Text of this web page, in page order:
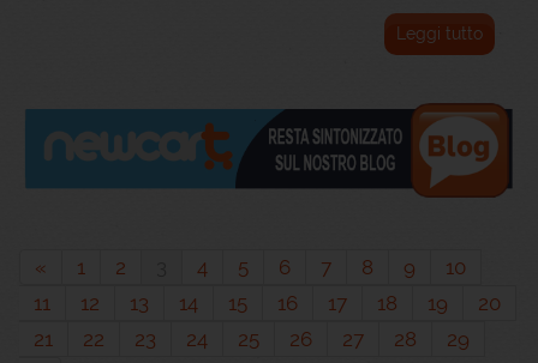
Leggi tutto
« 1 2 4 5 6 7 8 9
10
11
12 13 14 15 16 17 18 19
20
21
22 23 24 25 26 27 28
29